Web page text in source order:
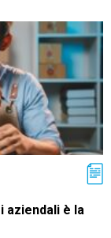
aziendali è la